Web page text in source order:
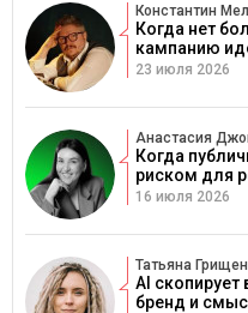
Константин
Когда нет
кампанию
23 июля 2026
Анастасия
Когда
риском для
16 июля 2026
Татьяна
AI скопирует
бренд и